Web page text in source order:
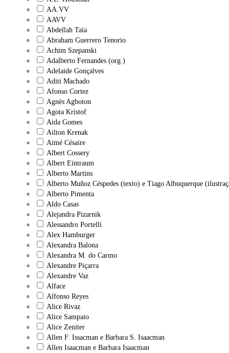
AA.VV
AAVV
Abdellah Taïa
Abraham Guerrero Tenorio
Achim Szepanski
Adalberto Fernandes (org.)
Adelaide Gonçalves
Aditi Machado
Afonso Cortez
Agnès Agboton
Agota Kristof
Aida Gomes
Ailton Krenak
Aimé Césaire
Albert Cossery
Albert Eintraum
Alberto Martins
Alberto Muñoz Céspedes (texto) e Tiago Albuquerque
Alberto Pimenta
Aldo Casas
Alejandra Pizarnik
Alessandro Portelli
Alex Hamburger
Alexandra Balona
Alexandra M. do Carmo
Alexandre Piçarra
Alexandre Vaz
Alface
Alfonso Reyes
Alice Rivaz
Alice Sampaio
Alice Zeniter
Allen F. Issacman e Barbara S. Isaacman
Allen Isaacman e Barbara Isaacman